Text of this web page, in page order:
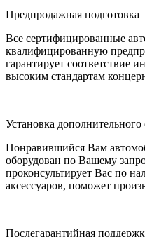
Предпродажная подготовка
Все сертифицированные
квалифицированную
гарантирует соответствие
высоким стандартам
Установка дополнительного
Понравившийся Вам
оборудован по Вашему
проконсультирует Вас по
аксессуаров, поможет
Послегарантийная